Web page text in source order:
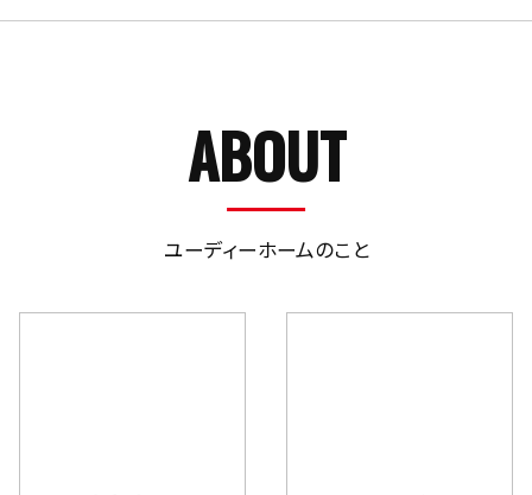
ABOUT
ユーディーホームのこと